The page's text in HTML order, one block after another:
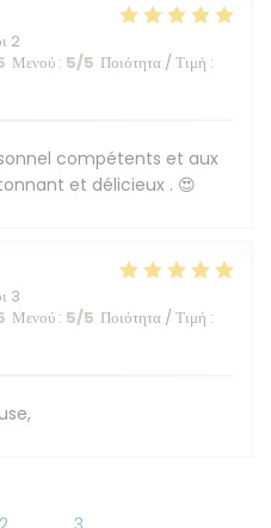
2
Μενού : 5/5 Ποιότητα / Τιμή :
compétents et aux
et délicieux . 😍
3
Μενού : 5/5 Ποιότητα / Τιμή :